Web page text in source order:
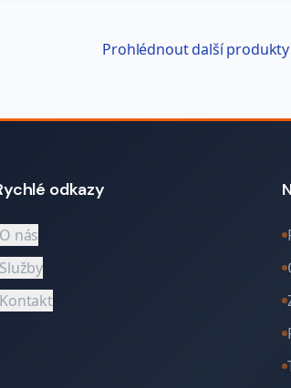
Prohlédnout další produkty
odkazy
O nás
Služby
Kontakt